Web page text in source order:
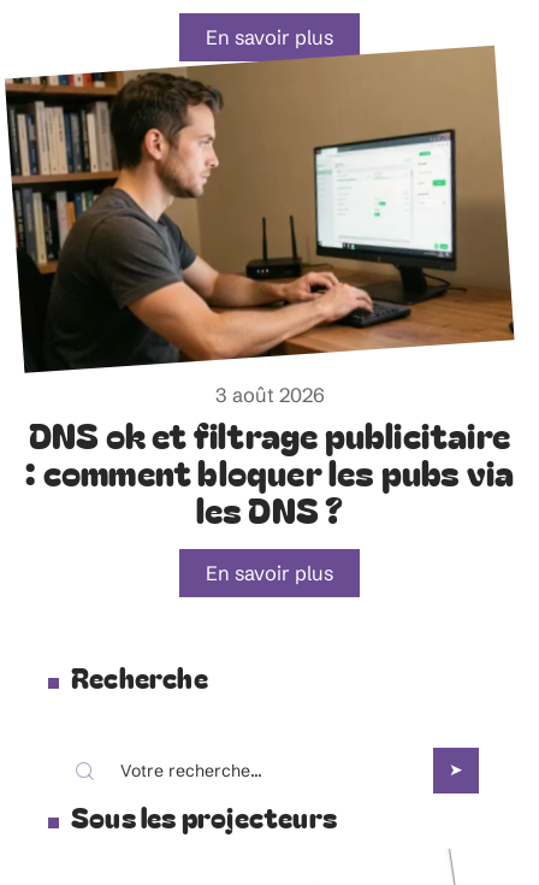
En savoir plus
3 août 2026
DNS ok et filtrage publicitaire
: comment bloquer les pubs via
les DNS ?
En savoir plus
Recherche
Sous les projecteurs